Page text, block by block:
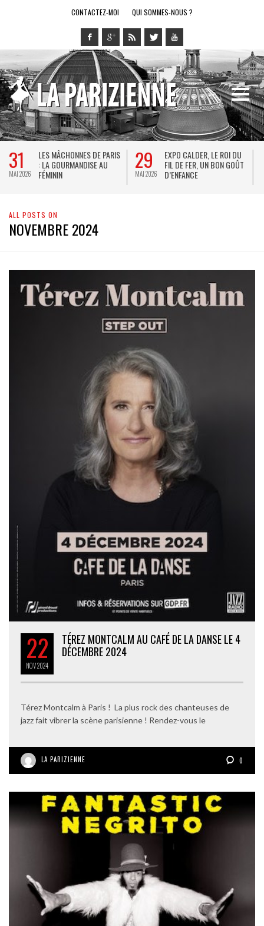
CONTACTEZ-MOI QUI SOMMES-NOUS ?
31
MAI 2026
LES MÂCHONNES DE PARIS
: LA GOURMANDISE AU
FÉMININ
29
MAI 2026
EXPO CALDER, LE ROI DU
FIL DE FER, UN BON GOÛT
D’ENFANCE
ALL POSTS ON
NOVEMBRE 2024
22
NOV2024
TÉREZ MONTCALM AU CAFÉ DE LA DANSE LE 4
DÉCEMBRE 2024
Térez Montcalm à Paris ! La plus rock des chanteuses de
jazz fait vibrer la scène parisienne ! Rendez-vous le
LA PARIZIENNE 0